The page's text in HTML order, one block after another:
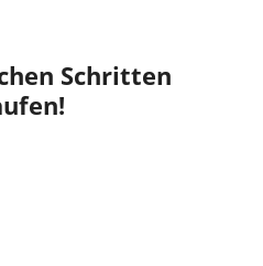
Schritten